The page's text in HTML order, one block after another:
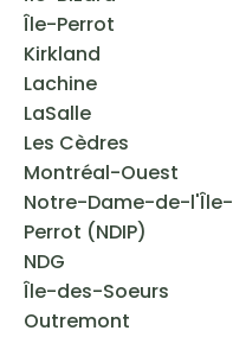
Île-Perrot
Kirkland
Lachine
LaSalle
Les Cèdres
Montréal-Ouest
Notre-Dame-de-l'Île-
Perrot (NDIP)
NDG
Île-des-Soeurs
Outremont